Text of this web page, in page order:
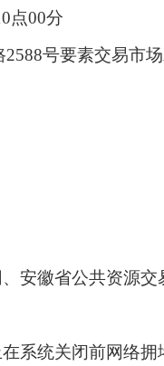
点00分
号要素交易市
安徽省公共资源交
系统关闭前网络拥